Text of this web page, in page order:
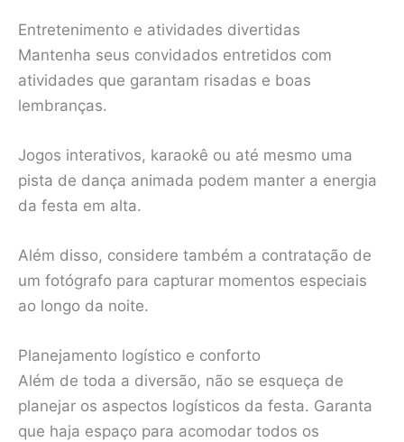
Entretenimento e atividades divertidas
Mantenha seus convidados entretidos com
atividades que garantam risadas e boas
lembranças.
Jogos interativos, karaokê ou até mesmo uma
pista de dança animada podem manter a energia
da festa em alta.
Além disso, considere também a contratação de
um fotógrafo para capturar momentos especiais
ao longo da noite.
Planejamento logístico e conforto
Além de toda a diversão, não se esqueça de
planejar os aspectos logísticos da festa. Garanta
que haja espaço para acomodar todos os